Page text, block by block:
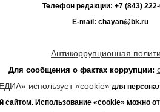
Телефон редакции: +7 (843)
E-mail: chayan@bk.ru
Антикоррупционная
Для сообщения о фактах коррупции:
использует «cookie» для
сайтом. Использование «cookie» можно